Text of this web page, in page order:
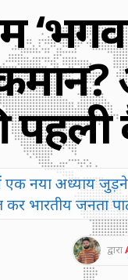
पहली
एक नया अध्याय
कर भारतीय जनता
द्वारा